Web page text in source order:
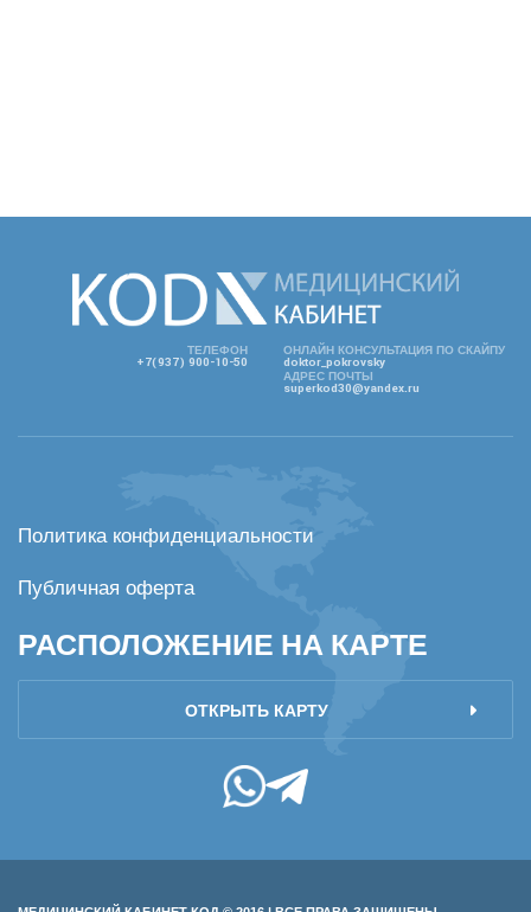
ТЕЛЕФОН
+7(937) 900-10-50
ОНЛАЙН КОНСУЛЬТАЦИЯ ПО СКАЙПУ
doktor_pokrovsky
АДРЕС ПОЧТЫ
superkod30@yandex.ru
Политика конфиденциальности
Публичная оферта
РАСПОЛОЖЕНИЕ НА КАРТЕ
ОТКРЫТЬ КАРТУ